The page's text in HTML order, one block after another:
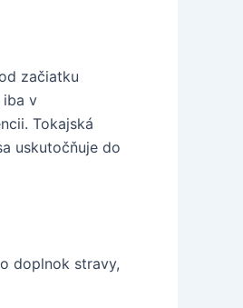
začiatku
iba v
Tokajská
uskutočňuje do
doplnok stravy,